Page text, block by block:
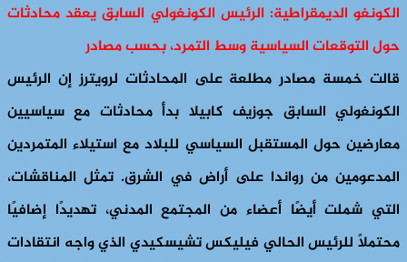
الكونغو الديمقراطية: الرئيس الكونغولي السابق يعقد محادثات
حول التوقعات السياسية وسط التمرد، بحسب مصادر
قالت خمسة مصادر مطلعة على المحادثات لرويترز إن الرئيس
الكونغولي السابق جوزيف كابيلا بدأ محادثات مع سياسيين
معارضين حول المستقبل السياسي للبلاد مع استيلاء المتمردين
المدعومين من رواندا على أراض في الشرق. تمثل المناقشات،
التي شملت أيضًا أعضاء من المجتمع المدني، تهديدًا إضافيًا
محتملاً للرئيس الحالي فيليكس تشيسكيدي الذي واجه انتقادات